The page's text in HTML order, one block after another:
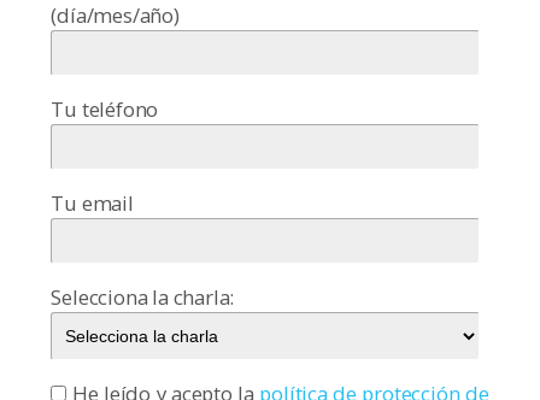
(día/mes/año)
Tu teléfono
Tu email
Selecciona la charla:
He leído y acepto la política de protección de